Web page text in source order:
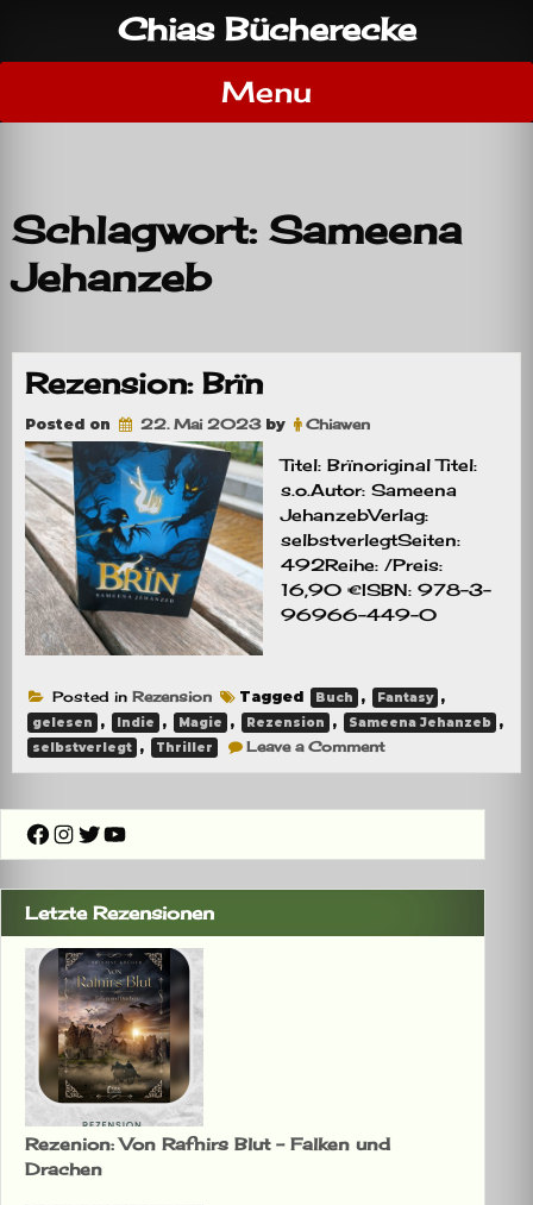
content
Chias Bücherecke
Menu
Schlagwort: Sameena
Jehanzeb
Rezension: Brïn
Posted on 22. Mai 2023by Chiawen
Titel: Brïnoriginal Titel:
s.o.Autor: Sameena
JehanzebVerlag:
selbstverlegtSeiten:
492Reihe: /Preis:
16,90 €ISBN: 978-3-
96966-449-0
Posted in Rezension Tagged Buch , Fantasy ,
gelesen , Indie , Magie , Rezension , Sameena Jehanzeb ,
selbstverlegt , Thriller Leave a Commenton
Facebook
Instagram
Twitter
YouTube
Letzte Rezensionen
Rezenion: Von Rafnirs Blut – Falken und
Drachen